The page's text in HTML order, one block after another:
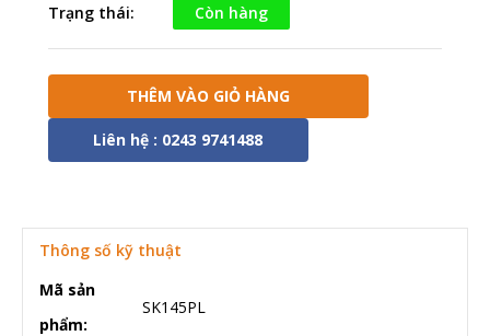
Trạng thái:
Còn hàng
THÊM VÀO GIỎ HÀNG
Liên hệ : 0243 9741488
Thông số kỹ thuật
Mã sản
phẩm:
SK145PL